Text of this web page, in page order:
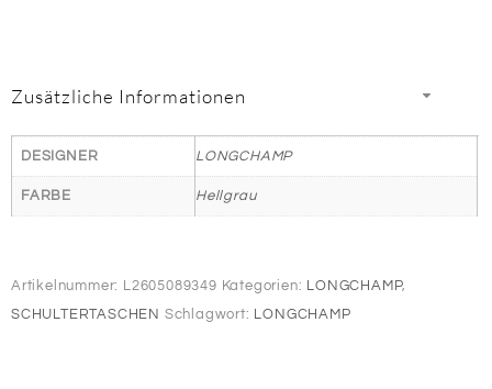
Zusätzliche Informationen
DESIGNER LONGCHAMP
FARBE Hellgrau
Artikelnummer: L2605089349 Kategorien: LONGCHAMP,
SCHULTERTASCHEN Schlagwort: LONGCHAMP